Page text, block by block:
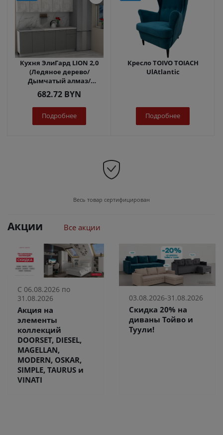
Кухня ЭлиГард LION 2,0
(Ледяное дерево/
Дымчатый алмаз/
Королевский опал)
682.72 BYN
Подробнее
Кресло TOIVO TOIACH
UlAtlantic
Подробнее
Весь товар сертифицирован
Акции Все акции
С 06.08.2026 по
31.08.2026
Акция на
элементы
коллекций
DOORSET, DIESEL,
MAGELLAN,
MODERN, OSKAR,
SIMPLE, TAURUS и
VINATI
03.08.2026-31.08.2026
Скидка 20% на
диваны Тойво и
Туули!